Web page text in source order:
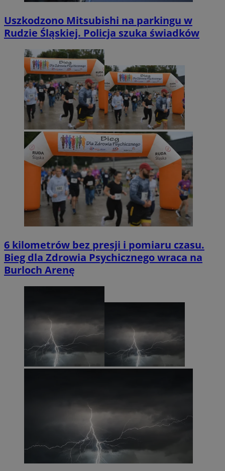
Uszkodzono Mitsubishi na parkingu w
Rudzie Śląskiej. Policja szuka świadków
6 kilometrów bez presji i pomiaru czasu.
Bieg dla Zdrowia Psychicznego wraca na
Burloch Arenę